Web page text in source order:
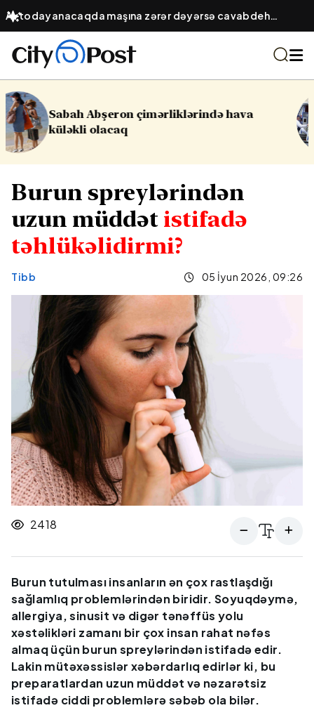
Avtodayanacaqda maşına zərər dəyərsə cavabdeh
kimdir? – Obyekt sahibinin hüquqi öhdəliyi
hava
16 yaşlı yeniyetmə öldü,
Burun spreylərindən
uzun müddət istifadə
təhlükəlidirmi?
Tibb 05 İyun 2026, 09:26
2418
Burun tutulması insanların ən çox rastlaşdığı
sağlamlıq problemlərindən biridir. Soyuqdəymə,
allergiya, sinusit və digər tənəffüs yolu
xəstəlikləri zamanı bir çox insan rahat nəfəs
almaq üçün burun spreylərindən istifadə edir.
Lakin mütəxəssislər xəbərdarlıq edirlər ki, bu
preparatlardan uzun müddət və nəzarətsiz
istifadə ciddi problemlərə səbəb ola bilər.